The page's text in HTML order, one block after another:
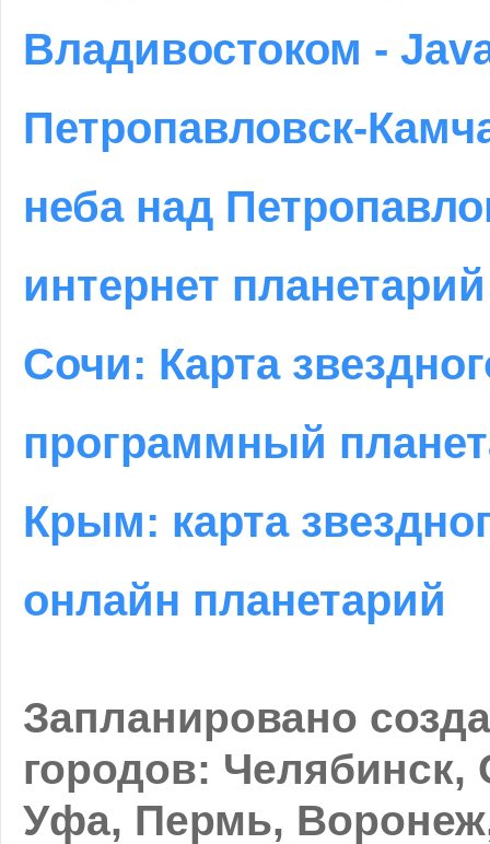
Владивостоком -
Петропавловск-
неба над
интернет планетарий
Сочи: Карта
программный
Крым: карта
онлайн планетарий
Запланировано
городов: Челябинск,
Уфа, Пермь,